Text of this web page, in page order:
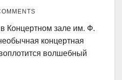
Концертном зале им. Ф.
концертная
волшебный